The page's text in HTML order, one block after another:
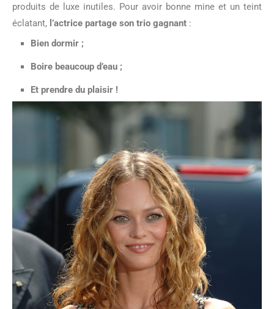
produits de luxe inutiles. Pour avoir bonne mine et un teint
éclatant, l’actrice partage son trio gagnant :
Bien dormir ;
Boire beaucoup d’eau ;
Et prendre du plaisir !